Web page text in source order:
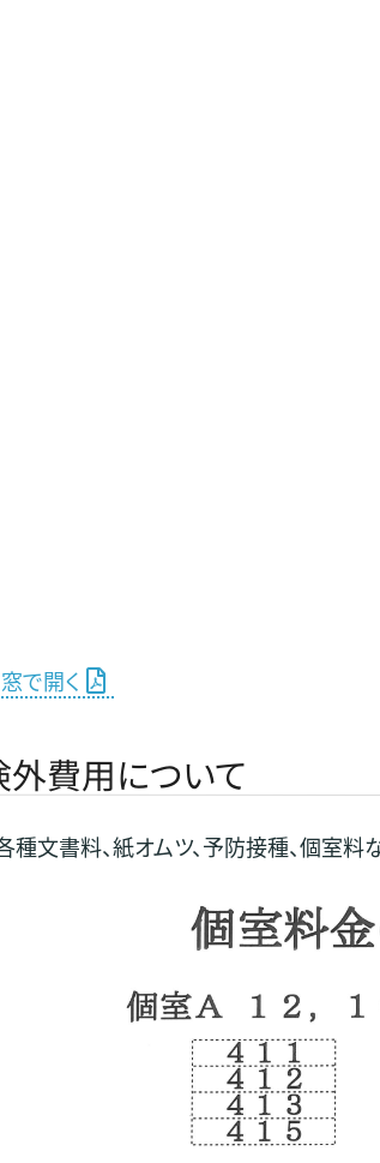
で開く
外費用について
種文書料、紙オムツ、予防接種、個室